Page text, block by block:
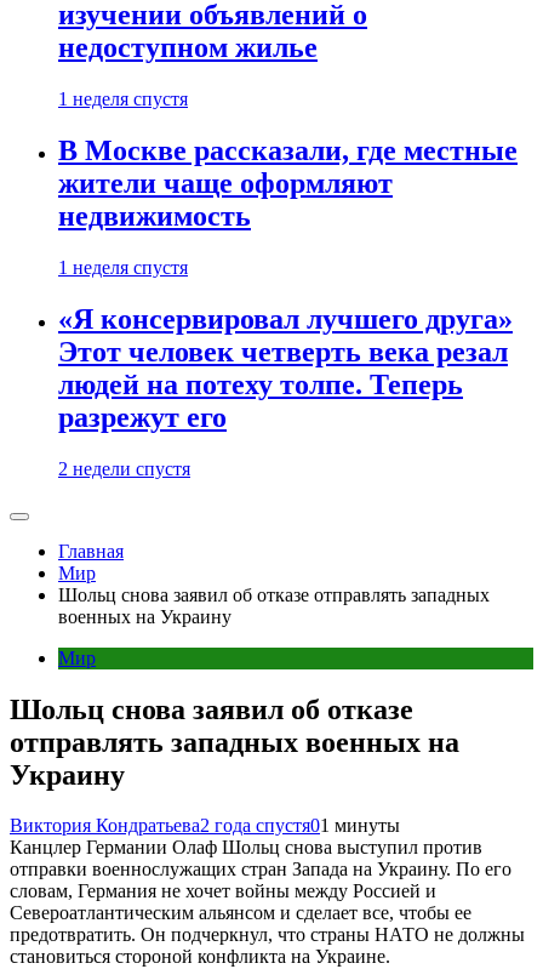
изучении объявлений о
недоступном жилье
1 неделя спустя
В Москве рассказали, где местные
жители чаще оформляют
недвижимость
1 неделя спустя
«Я консервировал лучшего друга»
Этот человек четверть века резал
людей на потеху толпе. Теперь
разрежут его
2 недели спустя
Главная
Мир
Шольц снова заявил об отказе отправлять западных
военных на Украину
Мир
Шольц снова заявил об отказе
отправлять западных военных на
Украину
Виктория Кондратьева2 года спустя01 минуты
Канцлер Германии Олаф Шольц снова выступил против
отправки военнослужащих стран Запада на Украину. По его
словам, Германия не хочет войны между Россией и
Североатлантическим альянсом и сделает все, чтобы ее
предотвратить. Он подчеркнул, что страны НАТО не должны
становиться стороной конфликта на Украине.